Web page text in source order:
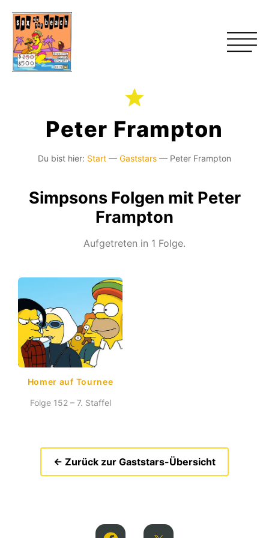
Peter Frampton
Du bist hier: Start — Gaststars — Peter Frampton
Simpsons Folgen mit Peter
Frampton
Aufgetreten in 1 Folge.
Homer auf Tournee
Folge 152 – 7. Staffel
← Zurück zur Gaststars-Übersicht